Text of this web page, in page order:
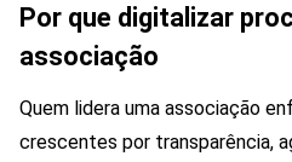
Por que digitalizar
associação
Quem lidera uma associação
crescentes por transparência,